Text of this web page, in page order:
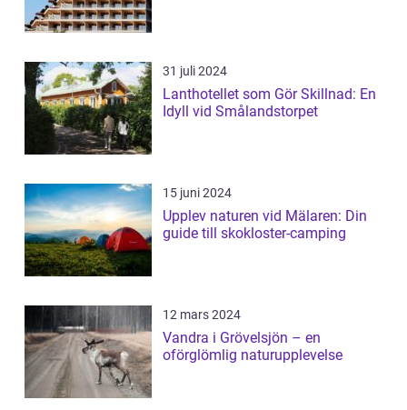
31 juli 2024
Lanthotellet som Gör Skillnad: En
Idyll vid Smålandstorpet
15 juni 2024
Upplev naturen vid Mälaren: Din
guide till skokloster-camping
12 mars 2024
Vandra i Grövelsjön – en
oförglömlig naturupplevelse